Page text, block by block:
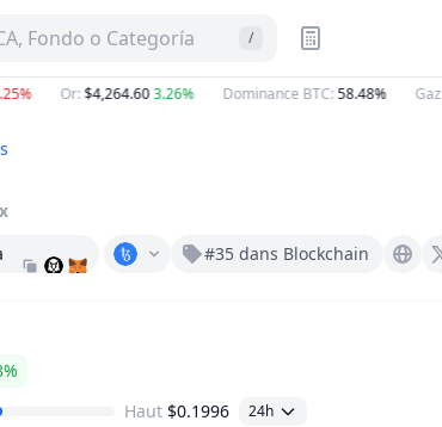
Fondo o Categoría /
Or $4,264.603.26% Dominance BTC :58.48% Gaz ETH
#35 dans Blockchain Tezos.com
Haut $0.1996 24h